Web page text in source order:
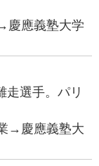
慶應義塾大学
走選手。パリ
→慶應義塾大